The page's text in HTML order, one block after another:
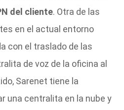
del cliente. Otra de las
en el actual entorno
con el traslado de las
de voz de la oficina al
Sarenet tiene la
una centralita en la nube y